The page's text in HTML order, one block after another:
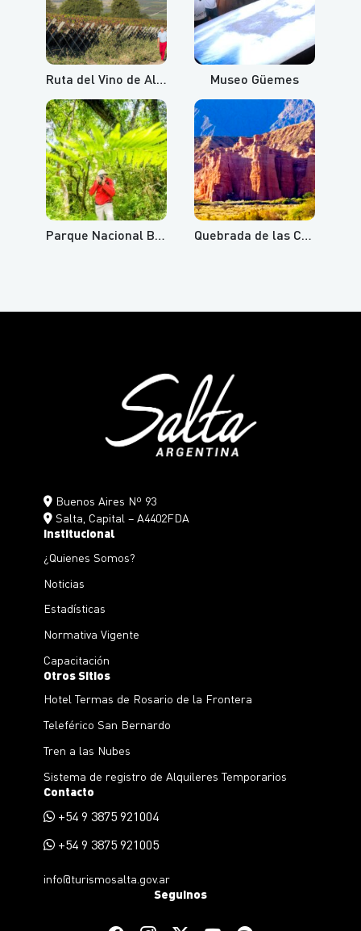
Ruta del Vino de Altura Museo Güemes
Parque Nacional Baritú Quebrada de las Conchas
Buenos Aires Nº 93
Salta, Capital – A4402FDA
Institucional
¿Quienes Somos?
Noticias
Estadísticas
Normativa Vigente
Capacitación
Otros Sitios
Hotel Termas de Rosario de la Frontera
Teleférico San Bernardo
Tren a las Nubes
Sistema de registro de Alquileres Temporarios
Contacto
+54 9 3875 921004
+54 9 3875 921005
info@turismosalta.gov.ar
Seguinos